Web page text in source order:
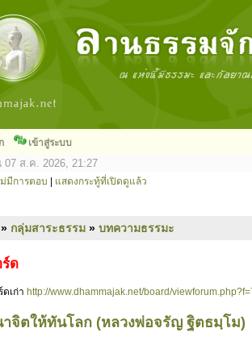
เข้าสู่ระบบ
07 ส.ค. 2026, 21:27
มีการตอบ แสดงกระทู้ที่เปิดดูแล้ว
» กลุ่มสาระธรรม » บทความธรรมะ
ร์ด
เก่า http://www.dhammajak.net/board/
จิตให้ทันโลก (หลวงพ่อจรัญ ฐิตธมฺโม)